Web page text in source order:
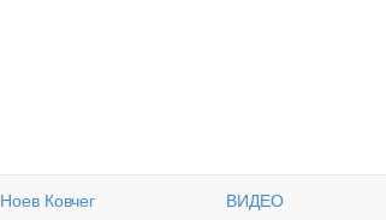
Ноев Ковчег ВИДЕО